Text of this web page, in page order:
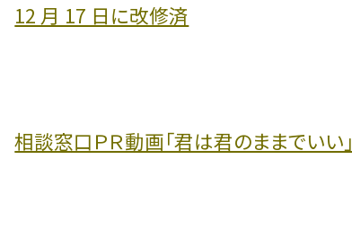
12 月 17 日に改修済
相談窓口ＰＲ動画「君は君のままでいい」